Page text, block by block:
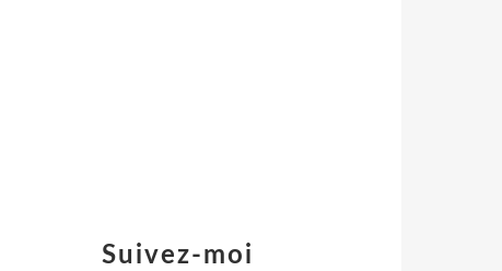
Suivez-moi